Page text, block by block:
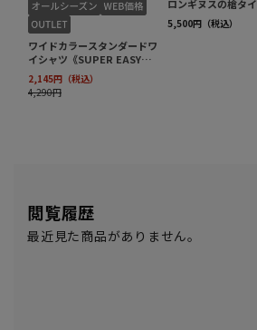
閲覧履歴
最近見た商品がありません。